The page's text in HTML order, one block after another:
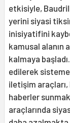
etkisiyle,
yerini siyasi
inisiyatifini
kamusal alanın
kalmaya
edilerek sisteme
iletişim
haberler
araçlarında